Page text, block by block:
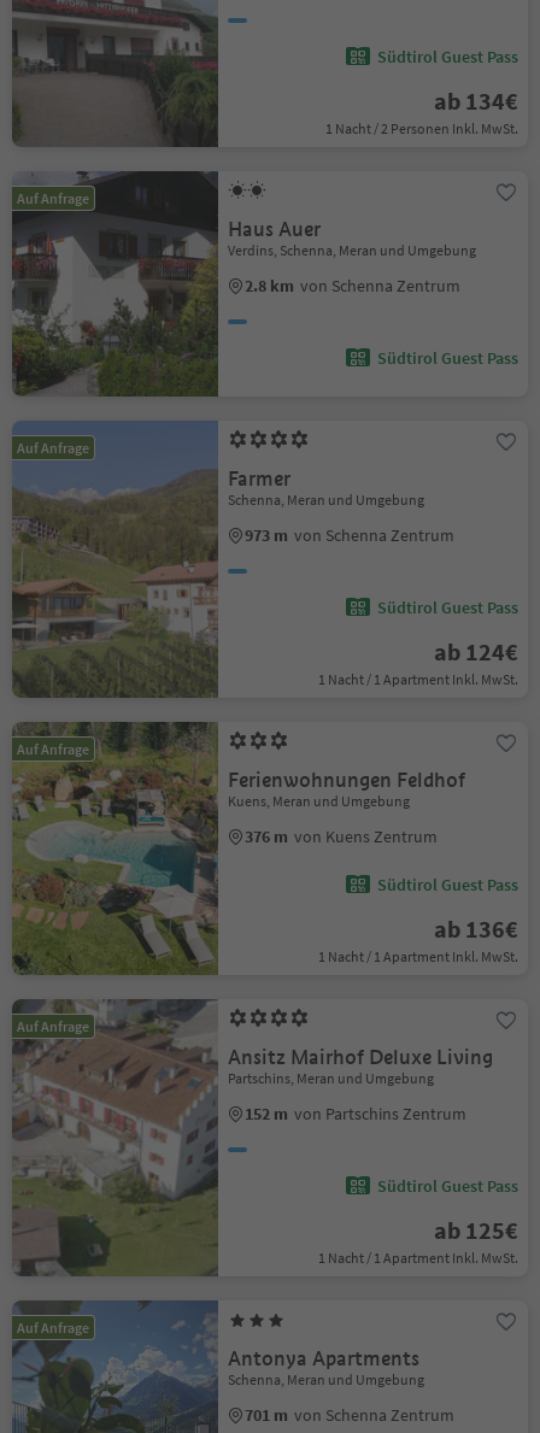
Südtirol Guest Pass
ab 134€
1 Nacht / 2 Personen Inkl. MwSt.
Auf Anfrage
Haus Auer
Verdins, Schenna, Meran und Umgebung
2.8 km von Schenna Zentrum
Südtirol Guest Pass
Auf Anfrage
Farmer
Schenna, Meran und Umgebung
973 m von Schenna Zentrum
Südtirol Guest Pass
ab 124€
1 Nacht / 1 Apartment Inkl. MwSt.
Auf Anfrage
Ferienwohnungen Feldhof
Kuens, Meran und Umgebung
376 m von Kuens Zentrum
Südtirol Guest Pass
ab 136€
1 Nacht / 1 Apartment Inkl. MwSt.
Auf Anfrage
Ansitz Mairhof Deluxe Living
Partschins, Meran und Umgebung
152 m von Partschins Zentrum
Südtirol Guest Pass
ab 125€
1 Nacht / 1 Apartment Inkl. MwSt.
Auf Anfrage
Antonya Apartments
Schenna, Meran und Umgebung
701 m von Schenna Zentrum